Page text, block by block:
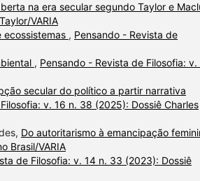
na era secular segundo Taylor e
VARIA
, Pensando - Revista de
, Pensando - Revista de Filosofia: v.
secular do político a partir narrativa
v. 16 n. 38 (2025): Dossiê Charles
Do autoritarismo à emancipação
Brasil/VARIA
de Filosofia: v. 14 n. 33 (2023): Dossiê